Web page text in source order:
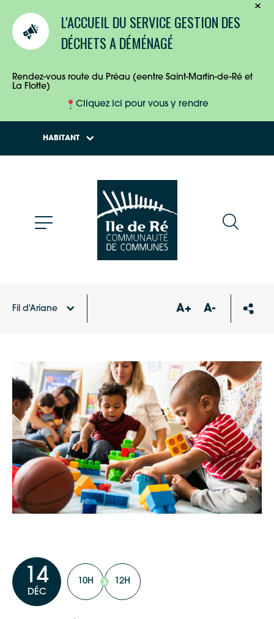
L'ACCUEIL DU SERVICE GESTION DES
DÉCHETS A DÉMÉNAGÉ
Rendez-vous route du Préau (eentre Saint-Martin-de-Ré et
La Flotte)
Cliquez ici pour vous y rendre
HABITANT
ENTREPRISES
Fil d'Ariane A+ A-
14
DÉC
10H 12H